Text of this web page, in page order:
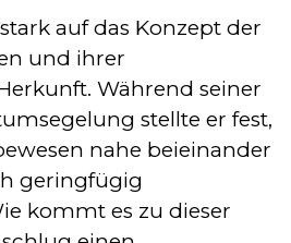
auf das Konzept der
und ihrer
Während seiner
stellte er fest,
nahe beieinander
geringfügig
kommt es zu dieser